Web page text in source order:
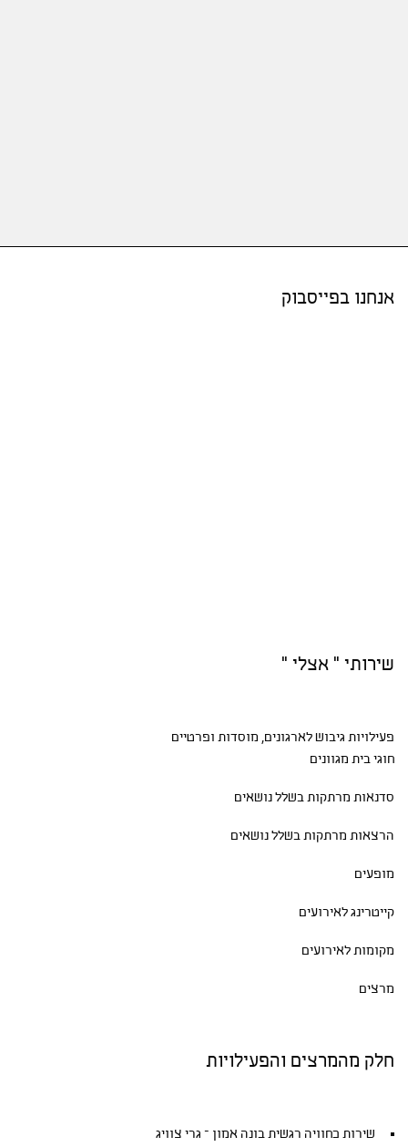
אנחנו בפייסבוק
שירותי " אצלי "
פעילויות גיבושלארגונים, מוסדות ופרטיים
חוגי בית מגוונים
סדנאות מרתקות בשלל נושאים
הרצאות מרתקות בשלל נושאים
מופעים
קייטרינג לאירועים
מקומות לאירועים
מרצים
חלק מהמרצים והפעילויות
שירות כחוויה רגשית בונה אמון – גרי צוויג